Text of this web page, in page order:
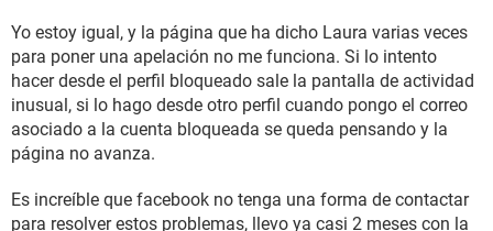
Yo estoy igual, y la página que ha dicho Laura varias veces
para poner una apelación no me funciona. Si lo intento
hacer desde el perfil bloqueado sale la pantalla de actividad
inusual, si lo hago desde otro perfil cuando pongo el correo
asociado a la cuenta bloqueada se queda pensando y la
página no avanza.
Es increíble que facebook no tenga una forma de contactar
para resolver estos problemas, llevo ya casi 2 meses con la